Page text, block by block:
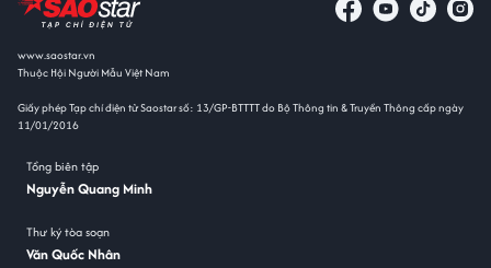
www.saostar.vn
Thuộc Hội Người Mẫu Việt Nam
Giấy phép Tạp chí điện tử Saostar số: 13/GP-BTTTT do Bộ Thông tin & Truyền Thông cấp ngày
11/01/2016
Tổng biên tập
Nguyễn Quang Minh
Thư ký tòa soạn
Văn Quốc Nhân